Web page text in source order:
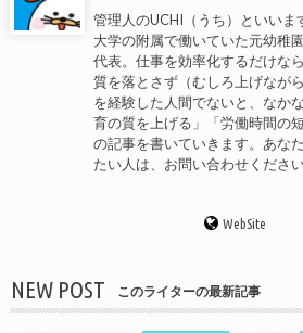
管理人のUCHI（うち）といいま
大学の附属で働いていた元幼稚
代表。仕事を効率化するだけな
質を落とさず（むしろ上げなが
を経験した人間でないと、なか
育の質を上げる」「労働時間の
の記事を書いていきます。あな
たい人は、お問い合わせください
WebSite
NEW POST このライターの最新記事